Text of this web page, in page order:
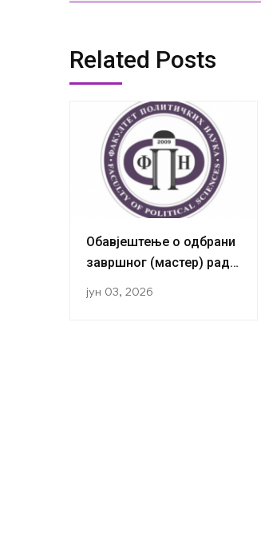
Related Posts
Обавјештење о одбрани
завршног (мастер) рада
јун 03, 2026